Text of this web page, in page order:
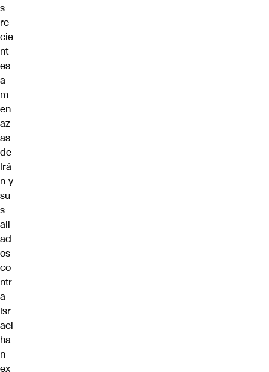
s
re
cie
nt
es
a
m
en
az
as
de
Irá
n y
su
s
ali
ad
os
co
ntr
a
Isr
ael
ha
n
ex